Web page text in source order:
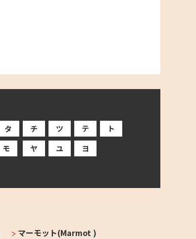
タ チ ツ テ
ト
モ ヤ ユ
ヨ
マーモット(Marmot )